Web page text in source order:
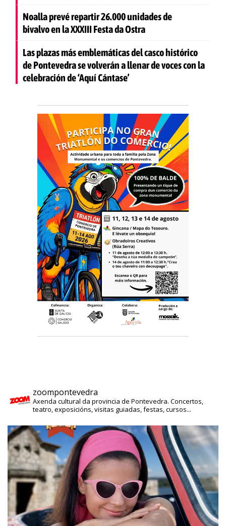
Noalla prevé repartir 26.000 unidades de
bivalvo en la XXXIII Festa da Ostra
Las plazas más emblemáticas del casco histórico
de Pontevedra se volverán a llenar de voces con la
celebración de ‘Aquí Cántase’
zoompontevedra
Axenda cultural da provincia de Pontevedra. Concertos,
teatro, exposicións, visitas guiadas, festas, cursos...